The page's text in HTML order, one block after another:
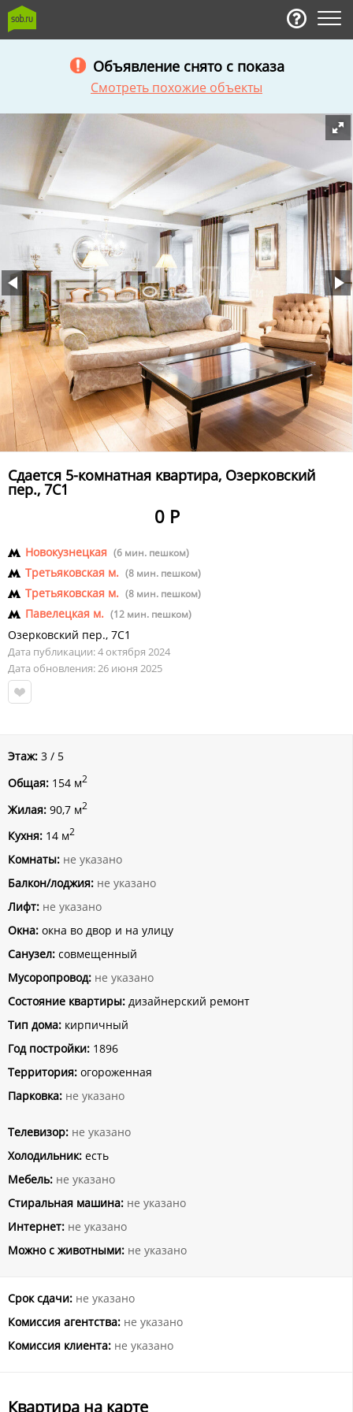
Объявление снято с показа
Смотреть похожие объекты
Сдается 5-комнатная квартира, Озерковский
пер., 7С1
0 Р
Новокузнецкая (6 мин. пешком)
Третьяковская м. (8 мин. пешком)
Третьяковская м. (8 мин. пешком)
Павелецкая м. (12 мин. пешком)
Озерковский пер., 7С1
Дата публикации: 4 октября 2024
Дата обновления: 26 июня 2025
Этаж: 3 / 5
Общая: 154 м2
Жилая: 90,7 м2
Кухня: 14 м2
Комнаты: не указано
Балкон/лоджия: не указано
Лифт: не указано
Окна: окна во двор и на улицу
Санузел: совмещенный
Мусоропровод: не указано
Состояние квартиры: дизайнерский ремонт
Тип дома: кирпичный
Год постройки: 1896
Территория: огороженная
Парковка: не указано
Телевизор: не указано
Холодильник: есть
Мебель: не указано
Стиральная машина: не указано
Интернет: не указано
Можно с животными: не указано
Срок сдачи: не указано
Комиссия агентства: не указано
Комиссия клиента: не указано
Квартира на карте